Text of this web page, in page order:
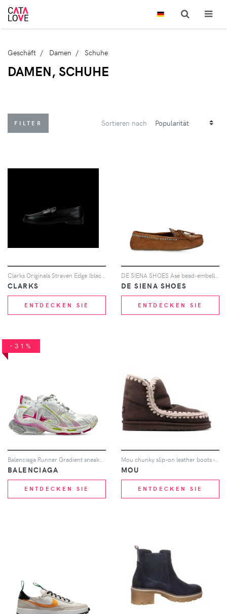
Geschäft Damen Schuhe
DAMEN, SCHUHE
FILTER Sortieren nach
Clarks Originals Straven Edge (black leather)
CLARKS
ENTDECKEN SIE
DE SIENA SHOES Ase bead-embellished suede loafers - Braun
DE SIENA SHOES
ENTDECKEN SIE
-31%
BALENCIAGA
ENTDECKEN SIE
MOU
ENTDECKEN SIE